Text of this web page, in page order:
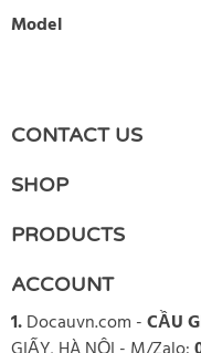
Model
There are currently no
review
CONTACT US
SHOP
PRODUCTS
ACCOUNT
1.Docauvn.com -CẦU